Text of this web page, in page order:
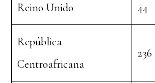
Reino Unido 44
República
Centroafricana
236